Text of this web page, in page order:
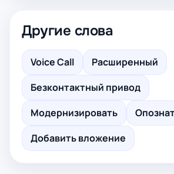
Другие слова
Voice Call
Расширенный
Безконтактный привод
Модернизировать
Добавить вложение